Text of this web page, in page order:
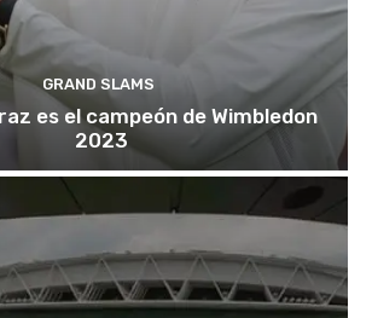
GRAND SLAMS
es el campeón de Wimbledon
2023